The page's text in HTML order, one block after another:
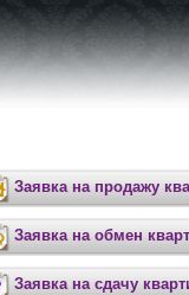
Заявка на продажу
Заявка на обмен
Заявка на сдачу